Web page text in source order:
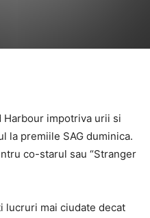
impotriva urii si
la premiile SAG duminica.
co-starul sau “Stranger
lucruri mai ciudate decat